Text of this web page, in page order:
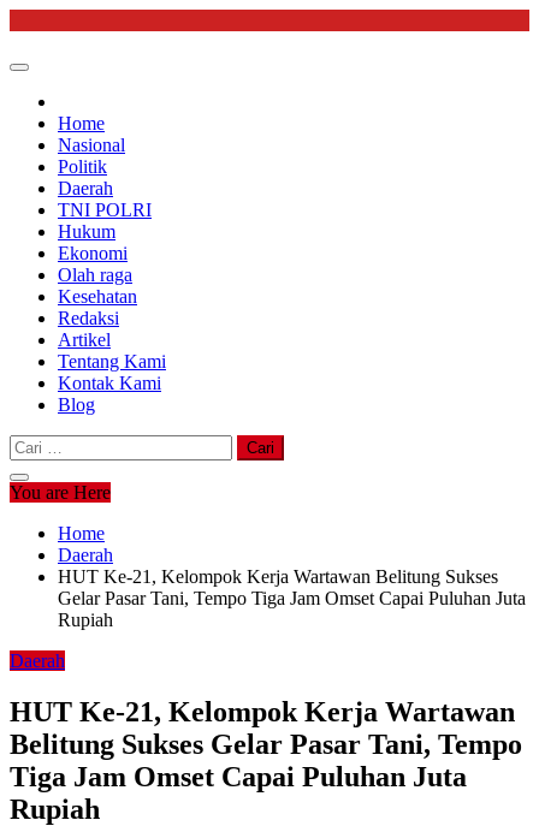
content
Home
Nasional
Politik
Daerah
TNI POLRI
Hukum
Ekonomi
Olah raga
Kesehatan
Redaksi
Artikel
Tentang Kami
Kontak Kami
Blog
Cari
untuk:
You are Here
Home
Daerah
HUT Ke-21, Kelompok Kerja Wartawan Belitung Sukses
Gelar Pasar Tani, Tempo Tiga Jam Omset Capai Puluhan Juta
Rupiah
Daerah
HUT Ke-21, Kelompok Kerja Wartawan
Belitung Sukses Gelar Pasar Tani, Tempo
Tiga Jam Omset Capai Puluhan Juta
Rupiah